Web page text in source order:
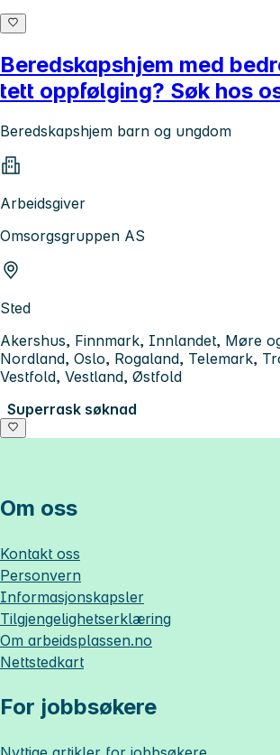
Beredskapshjem med
tett oppfølging? Søk hos
Beredskapshjem barn og ungdom
Arbeidsgiver
Omsorgsgruppen AS
Sted
Akershus, Finnmark, Innlandet, Møre
Nordland, Oslo, Rogaland, Telemark,
Vestfold, Vestland, Østfold
Superrask søknad
Om oss
Kontakt oss
Personvern
Informasjonskapsler
Tilgjengelighetserklæring
Om arbeidsplassen.no
Nettstedkart
For jobbsøkere